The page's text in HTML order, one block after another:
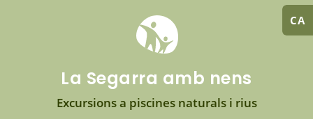
CA
La Segarra amb nens
Excursions a piscines naturals i rius